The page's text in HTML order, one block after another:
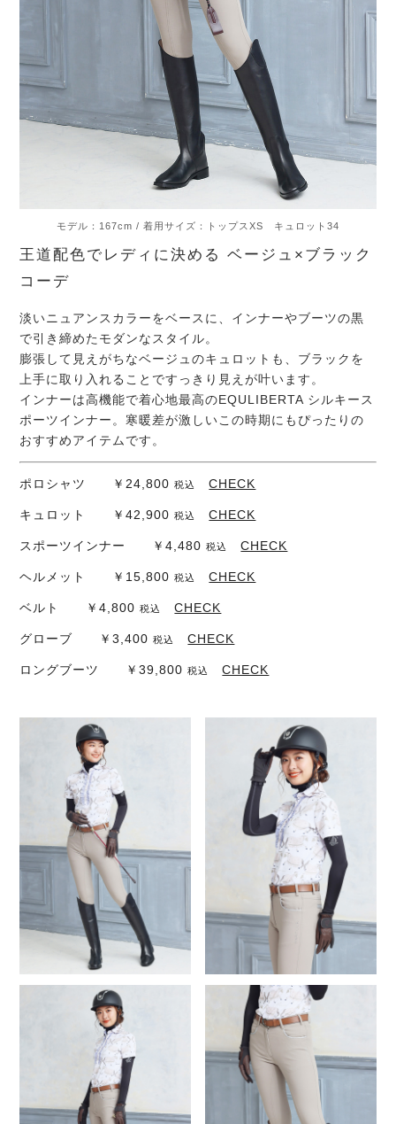
モデル：167cm / 着用サイズ：トップスXS キュロット34
王道配色でレディに決める ベージュ×ブラック
コーデ
淡いニュアンスカラーをベースに、インナーやブーツの黒
で引き締めたモダンなスタイル。
膨張して見えがちなベージュのキュロットも、ブラックを
上手に取り入れることですっきり見えが叶います。
インナーは高機能で着心地最高のEQULIBERTA シルキース
ポーツインナー。寒暖差が激しいこの時期にもぴったりの
おすすめアイテムです。
ポロシャツ ￥24,800税込 CHECK
キュロット ￥42,900税込 CHECK
スポーツインナー ￥4,480税込 CHECK
ヘルメット ￥15,800税込 CHECK
ベルト ￥4,800税込 CHECK
グローブ ￥3,400税込 CHECK
ロングブーツ ￥39,800税込 CHECK